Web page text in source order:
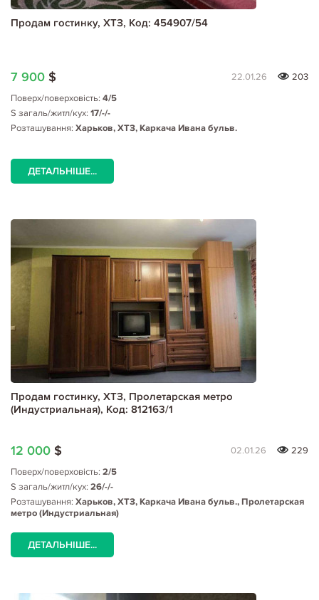
Продам гостинку, ХТЗ, Код: 454907/54
7 900 $ 22.01.26
203
Поверх/поверховість: 4/5
S загаль/житл/кух: 17/-/-
Розташування: Харьков, ХТЗ, Каркача Ивана бульв.
ДЕТАЛЬНІШЕ...
Продам гостинку, ХТЗ, Пролетарская метро
(Индустриальная), Код: 812163/1
12 000 $ 02.01.26
229
Поверх/поверховість: 2/5
S загаль/житл/кух: 26/-/-
Розташування: Харьков, ХТЗ, Каркача Ивана бульв., Пролетарская
метро (Индустриальная)
ДЕТАЛЬНІШЕ...